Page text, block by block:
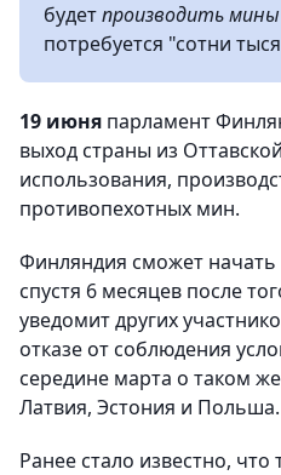
будетпроизводить
потребуется "сотни
19 июня парламент
выход страны из
использования,
противопехотных мин.
Финляндия сможет
спустя 6 месяцев после
уведомит других
отказе от соблюдения
середине марта о таком
Латвия, Эстония и Польша.
Ранее стало известно,